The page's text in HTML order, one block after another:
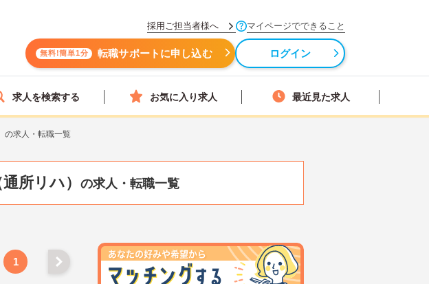
採用ご担当者様へ マイページでできること
無料!簡単1分 転職サポートに申し込む ログイン
求人を検索する お気に入り求人 最近見た求人
の求人・転職一覧
所リハ） の求人・転職一覧
1